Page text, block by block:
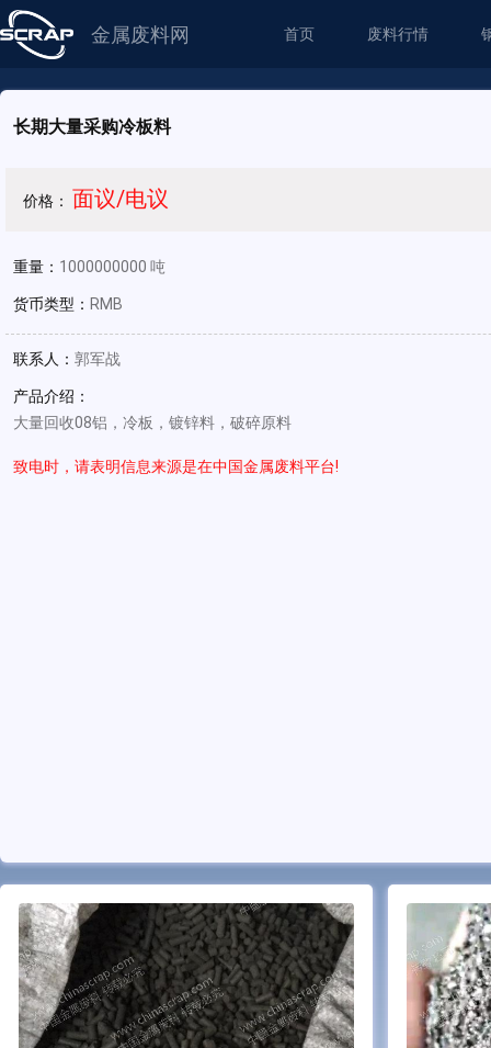
金属废料网 首页 废料行情
长期大量采购冷板料
价格： 面议/电议
重量： 1000000000 吨
货币类型： RMB
联系人： 郭军战
产品介绍：
大量回收08铝，冷板，镀锌料，破碎原料
致电时，请表明信息来源是在中国金属废料平台!